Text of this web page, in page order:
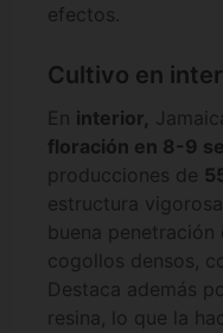
efectos.
Cultivo en
En interior,
floración en 8-9
producciones de
estructura
buena
cogollos densos,
Destaca además
resina, lo que la